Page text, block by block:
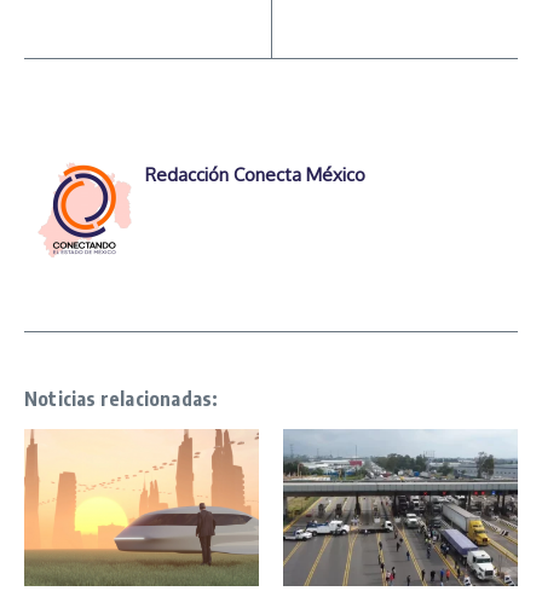
Redacción Conecta México
Noticias relacionadas: